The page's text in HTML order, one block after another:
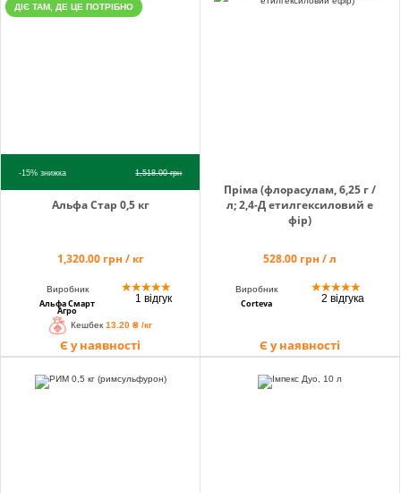
ДІЄ ТАМ, ДЕ ЦЕ ПОТРІБНО
-15%знижка 1,518.00грн
Альфа Стар 0,5 кг
1,320.00 грн / кг
Виробник
Альфа Смарт
Агро
★★★★★
1 відгук
Кешбек 13.20 ₴ /кг
Є у наявності
Пріма (флорасулам, 6,25 г /
л; 2,4-Д етилгексиловий е
фір)
528.00 грн / л
Виробник
Corteva
★★★★★
2 відгука
Є у наявності